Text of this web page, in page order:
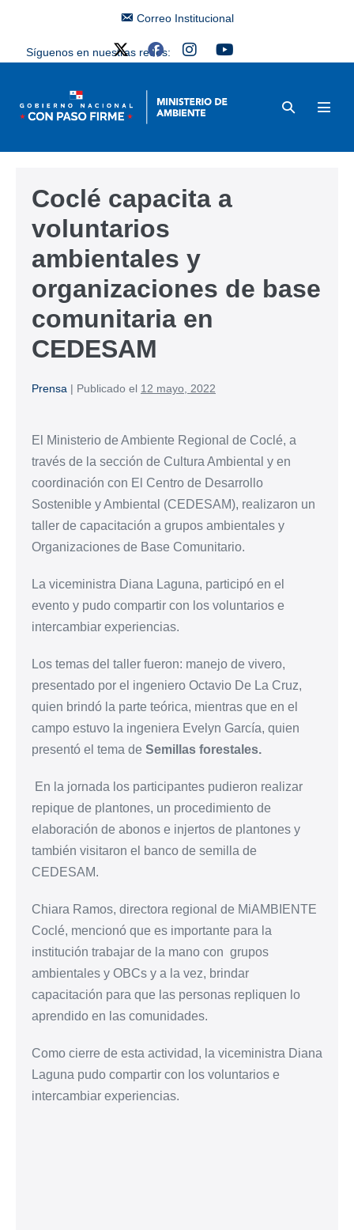
Correo Institucional
Síguenos en nuestras redes:
Coclé capacita a
voluntarios
ambientales y
organizaciones de base
comunitaria en
CEDESAM
Prensa | Publicado el 12 mayo, 2022
El Ministerio de Ambiente Regional de Coclé, a
través de la sección de Cultura Ambiental y en
coordinación con El Centro de Desarrollo
Sostenible y Ambiental (CEDESAM), realizaron un
taller de capacitación a grupos ambientales y
Organizaciones de Base Comunitario.
La viceministra Diana Laguna, participó en el
evento y pudo compartir con los voluntarios e
intercambiar experiencias.
Los temas del taller fueron: manejo de vivero,
presentado por el ingeniero Octavio De La Cruz,
quien brindó la parte teórica, mientras que en el
campo estuvo la ingeniera Evelyn García, quien
presentó el tema de Semillas forestales.
En la jornada los participantes pudieron realizar
repique de plantones, un procedimiento de
elaboración de abonos e injertos de plantones y
también visitaron el banco de semilla de
CEDESAM.
Chiara Ramos, directora regional de MiAMBIENTE
Coclé, mencionó que es importante para la
institución trabajar de la mano con grupos
ambientales y OBCs y a la vez, brindar
capacitación para que las personas repliquen lo
aprendido en las comunidades.
Como cierre de esta actividad, la viceministra Diana
Laguna pudo compartir con los voluntarios e
intercambiar experiencias.